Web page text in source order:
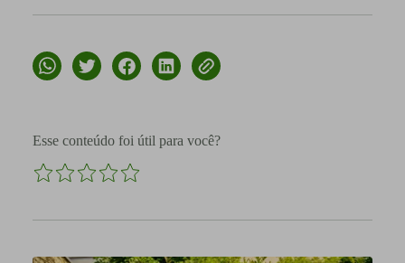
Esse conteúdo foi útil para você?